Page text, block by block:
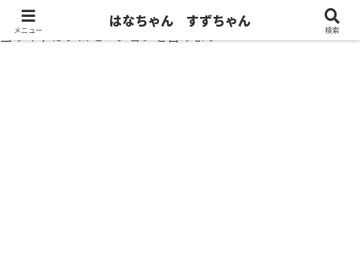
当サイトはプロモーションを含みます
メニュー
はなちゃん すずちゃん
検索